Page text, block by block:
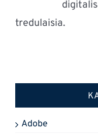
tredulaisia.
Adobe